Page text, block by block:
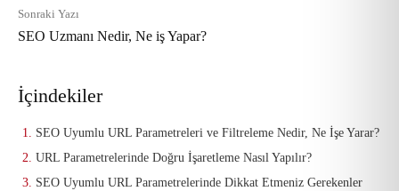
Sonraki Yazı
SEO Uzmanı Nedir, Ne iş Yapar?
İçindekiler
SEO Uyumlu URL Parametreleri ve Filtreleme Nedir, Ne İşe Yarar?
URL Parametrelerinde Doğru İşaretleme Nasıl Yapılır?
SEO Uyumlu URL Parametrelerinde Dikkat Etmeniz Gerekenler